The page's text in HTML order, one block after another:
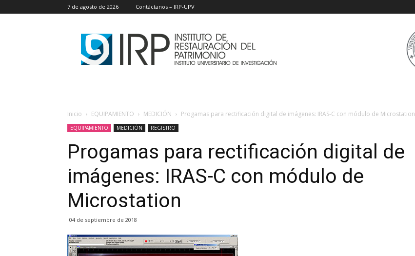
7 de agosto de 2026 Contáctanos – IRP-UPV
IRP
Inicio EQUIPAMIENTO MEDICIÓN Progamas para rectificación digital de imágenes: IRAS-C con módulo de Microstation
EQUIPAMIENTO MEDICIÓN REGISTRO
Progamas para rectificación digital de
imágenes: IRAS-C con módulo de
Microstation
04 de septiembre de 2018